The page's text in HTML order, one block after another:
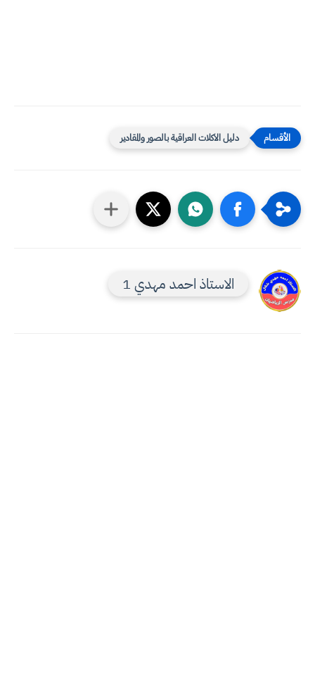
دليل الاكلات العراقية بالصور والمقادير
الاستاذ احمد مهدي 1